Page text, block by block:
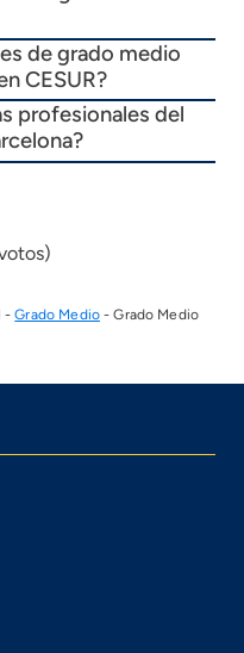
de grado medio
CESUR?
profesionales del
-Grado Medio-Grado Medio